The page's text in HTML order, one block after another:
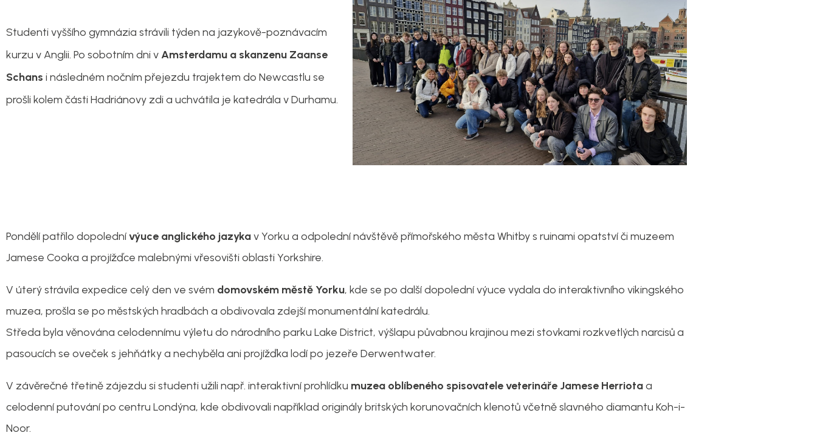
Studenti vyššího gymnázia strávili týden na jazykově-poznávacím
kurzu v Anglii. Po sobotním dni v Amsterdamu a skanzenu Zaanse
Schans i následném nočním přejezdu trajektem do Newcastlu se
prošli kolem části Hadriánovy zdi a uchvátila je katedrála v Durhamu.
Pondělí patřilo dopolednívýuce anglického jazykav Yorku a odpolední návštěvě přímořského města Whitby s ruinami opatství či muzeem
Jamese Cooka a projížďce malebnými vřesovišti oblasti Yorkshire.
V úterý strávila expedice celý den ve svém domovském městě Yorku, kde se po další dopolední výuce vydala do interaktivního vikingského
muzea, prošla se po městských hradbách a obdivovala zdejší monumentální katedrálu.
Středa byla věnována celodennímu výletu do národního parku Lake District, výšlapu půvabnou krajinou mezi stovkami rozkvetlých narcisů a
pasoucích se oveček s jehňátky a nechyběla ani projížďka lodí po jezeře Derwentwater.
V závěrečné třetině zájezdu si studenti užili např. interaktivní prohlídku muzea oblíbeného spisovatele veterináře Jamese Herriotaa
celodenní putování po centru Londýna, kde obdivovali například originály britských korunovačních klenotů včetně slavného diamantu Koh-i-
Noor.